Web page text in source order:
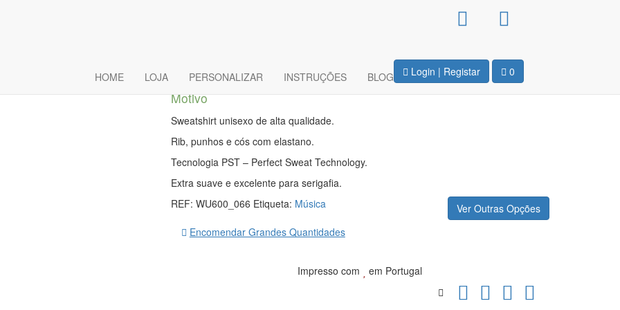
Login | Registar 0
HOME LOJA PERSONALIZAR INSTRUÇÕES BLOG
Nirvana
Motivo
Sweatshirt unisexo de alta qualidade.
Rib, punhos e cós com elastano.
Tecnologia PST – Perfect Sweat Technology.
Extra suave e excelente para serigafia.
Ver Outras Opções
REF: WU600_066 Etiqueta: Música
Encomendar Grandes Quantidades
Impresso com em Portugal